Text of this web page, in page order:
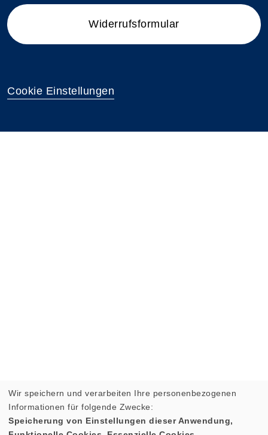
Widerrufsformular
Cookie Einstellungen
Wir speichern und verarbeiten Ihre personenbezogenen
Informationen für folgende Zwecke:
Speicherung von Einstellungen dieser Anwendung,